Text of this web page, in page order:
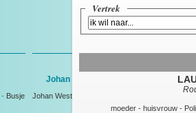
moeder- huisvrouw-
Vertrek
- Busje
Johan Westmaas
Johan Westmaas